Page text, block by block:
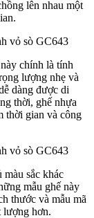
lên nhau một
chính là tính
lượng nhẹ và
dàng được di
thời, ghế nhựa
thời gian và công
sắc khác
mẫu ghế này
thước và mẫu mã
lượng hơn.